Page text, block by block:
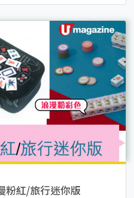
粉紅/旅行迷你版